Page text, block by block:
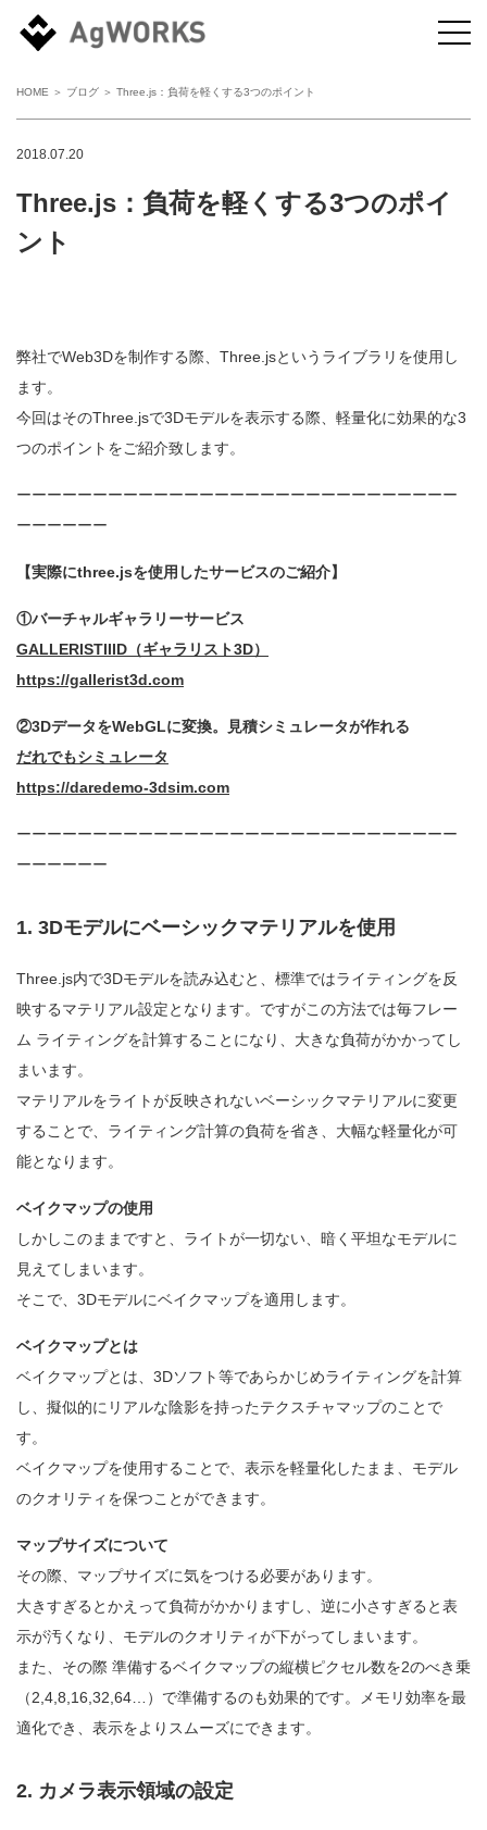
HOME ＞ ブログ ＞ Three.js：負荷を軽くする3つのポイント
2018.07.20
Three.js：負荷を軽くする3つのポイ
ント
弊社でWeb3Dを制作する際、Three.jsというライブラリを使用し
ます。
今回はそのThree.jsで3Dモデルを表示する際、軽量化に効果的な3
つのポイントをご紹介致します。
ーーーーーーーーーーーーーーーーーーーーーーーーーーーーー
ーーーーーー
【実際にthree.jsを使用したサービスのご紹介】
①バーチャルギャラリーサービス
GALLERISTIIID（ギャラリスト3D）
https://gallerist3d.com
②3DデータをWebGLに変換。見積シミュレータが作れる
だれでもシミュレータ
https://daredemo-3dsim.com
ーーーーーーーーーーーーーーーーーーーーーーーーーーーーー
ーーーーーー
1. 3Dモデルにベーシックマテリアルを使用
Three.js内で3Dモデルを読み込むと、標準ではライティングを反
映するマテリアル設定となります。ですがこの方法では毎フレー
ム ライティングを計算することになり、大きな負荷がかかってし
まいます。
マテリアルをライトが反映されないベーシックマテリアルに変更
することで、ライティング計算の負荷を省き、大幅な軽量化が可
能となります。
ベイクマップの使用
しかしこのままですと、ライトが一切ない、暗く平坦なモデルに
見えてしまいます。
そこで、3Dモデルにベイクマップを適用します。
ベイクマップとは
ベイクマップとは、3Dソフト等であらかじめライティングを計算
し、擬似的にリアルな陰影を持ったテクスチャマップのことで
す。
ベイクマップを使用することで、表示を軽量化したまま、モデル
のクオリティを保つことができます。
マップサイズについて
その際、マップサイズに気をつける必要があります。
大きすぎるとかえって負荷がかかりますし、逆に小さすぎると表
示が汚くなり、モデルのクオリティが下がってしまいます。
また、その際 準備するベイクマップの縦横ピクセル数を2のべき乗
（2,4,8,16,32,64…）で準備するのも効果的です。メモリ効率を最
適化でき、表示をよりスムーズにできます。
2. カメラ表示領域の設定